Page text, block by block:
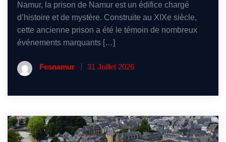
Namur, la prison de Namur est un édifice chargé
d’histoire et de mystère. Construite au XIXe siècle,
cette ancienne prison a été le témoin de nombreux
événements marquants […]
Fesnamur 31 Juillet 2026